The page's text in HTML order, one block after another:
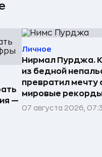
—
Личное
Нирмал Пурджа.
из бедной
превратил мечту
мировые рекорды
07 августа 2026,